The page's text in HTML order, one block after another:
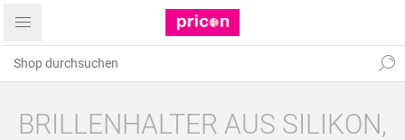
BRILLENHALTER AUS SILIKON,